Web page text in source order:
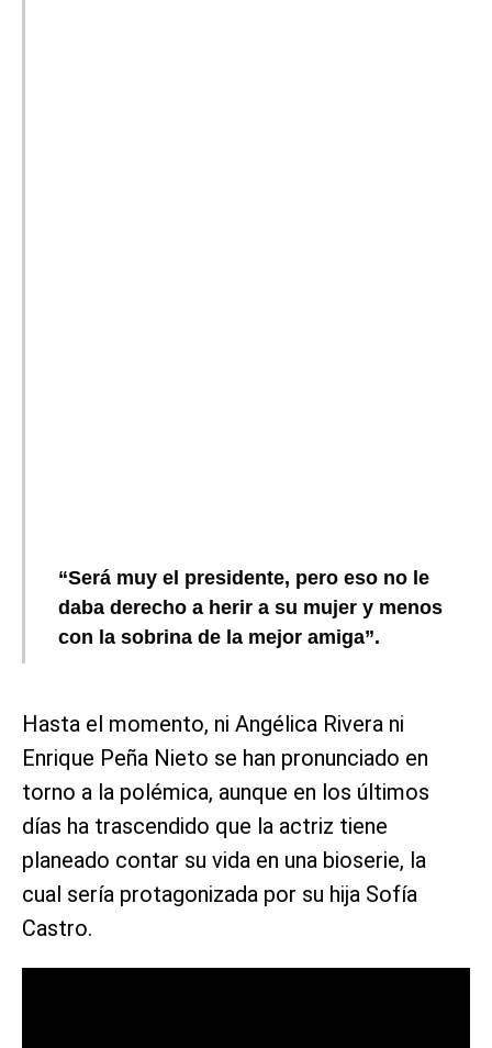
“Será muy el presidente, pero eso no le
daba derecho a herir a su mujer y menos
con la sobrina de la mejor amiga”.
Hasta el momento, ni Angélica Rivera ni
Enrique Peña Nieto se han pronunciado en
torno a la polémica, aunque en los últimos
días ha trascendido que la actriz tiene
planeado contar su vida en una bioserie, la
cual sería protagonizada por su hija Sofía
Castro.